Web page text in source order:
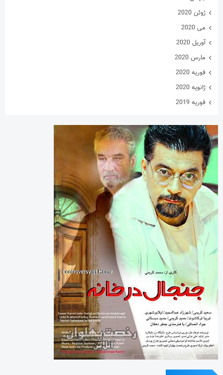
دسته‌ها
اینفوگرافی
تازه های پهلوانی
خارج گود
داستان های پهلوانی
دسته‌بندی نشده
گزارش تصویری
معرفی زورخانه ها
مقاله
هنرمندان ورزشکار